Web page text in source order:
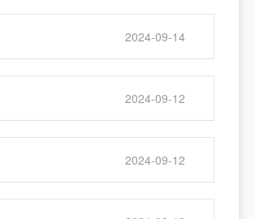
2024-09-14
2024-09-12
2024-09-12